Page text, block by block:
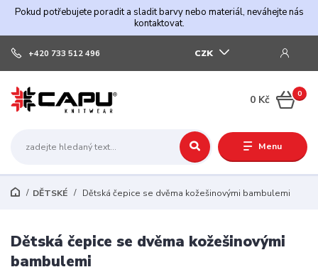
Pokud potřebujete poradit a sladit barvy nebo materiál, neváhejte nás
kontaktovat.
Menu
CZK
+420 733 512 496
0
0 Kč
DĚTSKÉ Dětská čepice se dvěma kožešinovými bambulemi
Dětská čepice se dvěma kožešinovými
bambulemi